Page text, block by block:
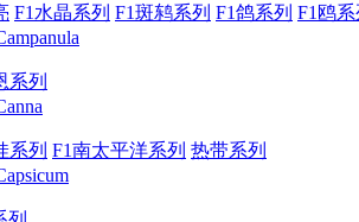
F1水晶系列 F1斑鸫系列 F1鸽系列 F1鸥
系列
系列 F1南太平洋系列 热带系列